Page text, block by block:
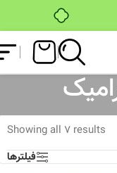
Showing all 7 results
فیلترها